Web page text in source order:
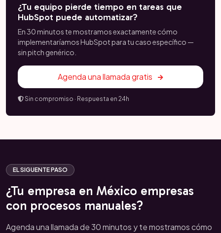
¿Tu equipo pierde tiempo en tareas que
HubSpot puede automatizar?
En 30 minutos te mostramos exactamente cómo
implementaríamos HubSpot para tu caso específico —
sin pitch genérico.
Agenda una llamada gratis
Sin compromiso · Respuesta en 24h
EL SIGUENTE PASO
¿Tu empresa en México empresas
con procesos manuales?
Agenda una llamada de 30 minutos y te mostramos cómo